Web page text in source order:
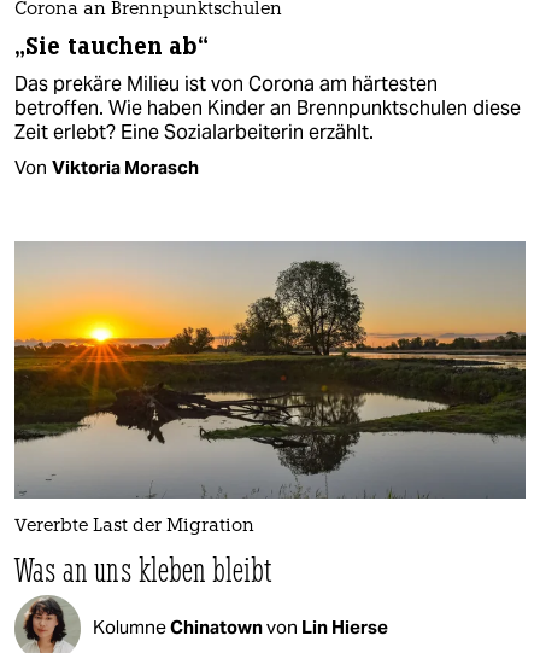
Corona an Brennpunktschulen
„Sie tauchen ab“
Das prekäre Milieu ist von Corona am härtesten
betroffen. Wie haben Kinder an Brennpunkt­schulen diese
Zeit erlebt? Eine Sozial­arbeiterin erzählt.
Von Viktoria Morasch
Vererbte Last der Migration
Was an uns kleben bleibt
KolumneChinatownvon Lin Hierse